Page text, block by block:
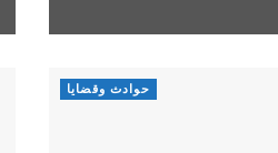
حوادث وقضايا